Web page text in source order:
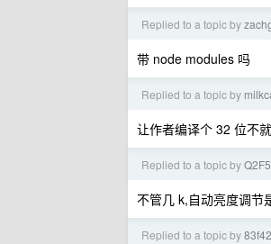
Replied to a topic by
带 node modules 吗
Replied to a topic by
让作者编译个 32 位不
Replied to a topic by
不管几 k,自动亮度调节
Replied to a topic by